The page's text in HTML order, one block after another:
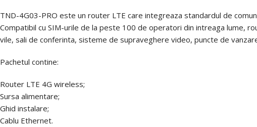
TND-4G03-PRO este un router LTE care integreaza standardul de
Compatibil cu SIM-urile de la peste 100 de operatori din intreaga lume,
vile, sali de conferinta, sisteme de supraveghere video, puncte de
Pachetul contine:
Router LTE 4G wireless;
Sursa alimentare;
Ghid instalare;
Cablu Ethernet.